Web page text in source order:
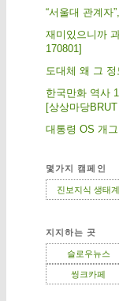
“서울대 관계자
재미있으니까
170801]
도대체 왜 그
한국만화 역사
[상상마당
대통령 OS 개그
몇가지 캠페인
진보지식 생태계
지지하는 곳
슬로우뉴스
씽크카페